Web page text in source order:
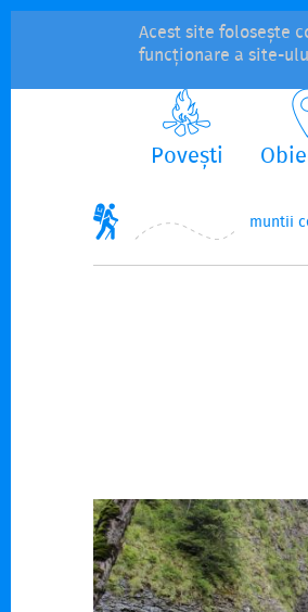
Acest site folosește
funcționare a site-
Povești
muntii